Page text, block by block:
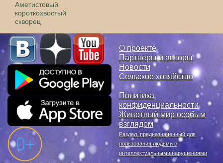
Аметистовый
короткохвостый
скворец
О проекте
Партнеры и авторы
Новости
Сельское хозяйство
Политика
конфиденциальности
Животный мир особым
взглядом
Раздел, предназначенный для
пользования людьми с
интеллектуальными нарушениями